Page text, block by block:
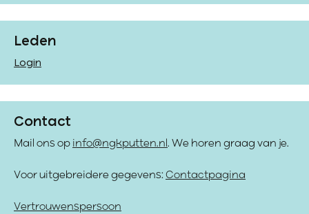
Leden
Login
Contact
Mail ons op info@ngkputten.nl . We horen graag van je.
Voor uitgebreidere gegevens: Contactpagina
Vertrouwenspersoon